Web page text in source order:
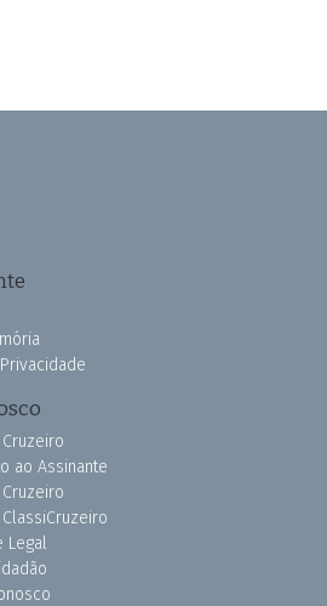
ao Assinante
Legal